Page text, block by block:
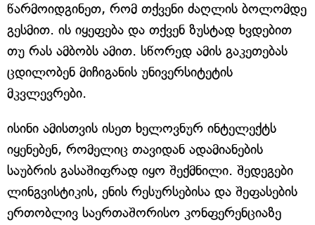
წარმოიდგინეთ, რომ თქვენი ძაღლის ბოლომდე
გესმით. ის იყეფება და თქვენ ზუსტად ხვდებით
თუ რას ამბობს ამით. სწორედ ამის გაკეთებას
ცდილობენ მიჩიგანის უნივერსიტეტის
მკვლევრები.
ისინი ამისთვის ისეთ ხელოვნურ ინტელექტს
იყენებენ, რომელიც თავიდან ადამიანების
საუბრის გასაშიფრად იყო შექმნილი. შედეგები
ლინგვისტიკის, ენის რესურსებისა და შეფასების
ერთობლივ საერთაშორისო კონფერენციაზე